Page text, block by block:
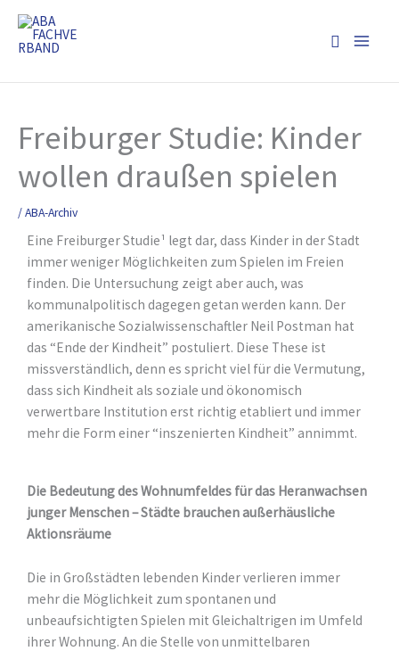
Inhalt
springen
Suchen
Freiburger Studie: Kinder
wollen draußen spielen
/ABA-Archiv
Eine Freiburger Studie¹ legt dar, dass Kinder in der Stadt
immer weniger Möglichkeiten zum Spielen im Freien
finden. Die Untersuchung zeigt aber auch, was
kommunalpolitisch dagegen getan werden kann. Der
amerikanische Sozialwissenschaftler Neil Postman hat
das “Ende der Kindheit” postuliert. Diese These ist
missverständlich, denn es spricht viel für die Vermutung,
dass sich Kindheit als soziale und ökonomisch
verwertbare Institution erst richtig etabliert und immer
mehr die Form einer “inszenierten Kindheit” annimmt.
Die Bedeutung des Wohnumfeldes für das Heranwachsen
junger Menschen – Städte brauchen außerhäusliche
Aktionsräume
Die in Großstädten lebenden Kinder verlieren immer
mehr die Möglichkeit zum spontanen und
unbeaufsichtigten Spielen mit Gleichaltrigen im Umfeld
ihrer Wohnung. An die Stelle von unmittelbaren